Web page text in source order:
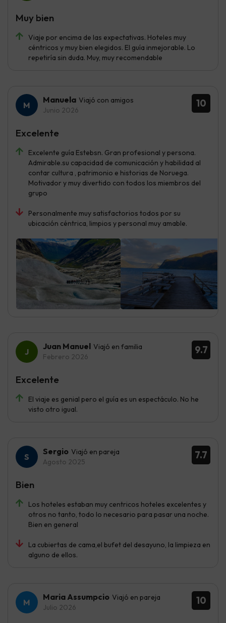
Viaje por encima de las expectativas. Hoteles muy
céntricos y muy bien elegidos. El guía inmejorable. Lo
repetiría sin duda. Muy, muy recomendable
Muy bien
10
Manuela Viajó con amigos
Junio 2026
Excelente guía Estebsn. Gran profesional y persona.
Admirable.su capacidad de comunicación y habilidad al
contar cultura , patrimonio e historias de Noruega.
Motivador y muy divertido con todos los miembros del
grupo
Personalmente muy satisfactorios todos por su
ubicación céntrica, limpios y personal muy amable.
Excelente
9.7
Juan Manuel Viajó en familia
Febrero 2026
El viaje es genial pero el guía es un espectáculo. No he
visto otro igual.
Excelente
7.7
Sergio Viajó en pareja
Agosto 2025
Los hoteles estaban muy centricos hoteles excelentes y
otros no tanto, todo lo necesario para pasar una noche.
Bien en general
La cubiertas de cama,el bufet del desayuno, la limpieza en
alguno de ellos.
Bien
10
Maria Assumpcio Viajó en pareja
Julio 2026